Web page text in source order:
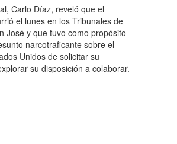
Carlo Díaz, reveló que el
el lunes en los Tribunales de
José y que tuvo como propósito
narcotraficante sobre el
Unidos de solicitar su
su disposición a colaborar.